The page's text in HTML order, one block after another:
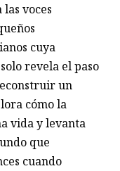
voces
cuya
revela el paso
un
cómo la
vida y levanta
que
cuando